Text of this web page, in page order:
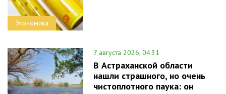
Экономика
7 августа 2026, 04:31
В Астраханской области
нашли страшного, но очень
чистоплотного паука: он